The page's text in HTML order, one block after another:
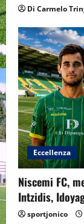
Di Carmelo
Eccellenza
Niscemi FC,
Intzidis,
sportjonico